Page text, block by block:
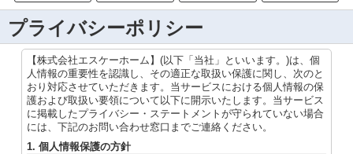
プライバシーポリシー
【株式会社エスケーホーム】(以下「当社」といいます。)は、個
人情報の重要性を認識し、その適正な取扱い保護に関し、次のと
おり対応させていただきます。当サービスにおける個人情報の保
護および取扱い要領について以下に開示いたします。当サービス
に掲載したプライバシー・ステートメントが守られていない場合
には、下記のお問い合わせ窓口までご連絡ください。
1. 個人情報保護の方針